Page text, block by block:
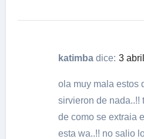
katimba dice: 3
ola muy mala estos
sirvieron de nada..!!
de como se extraia
esta wa..!! no salio